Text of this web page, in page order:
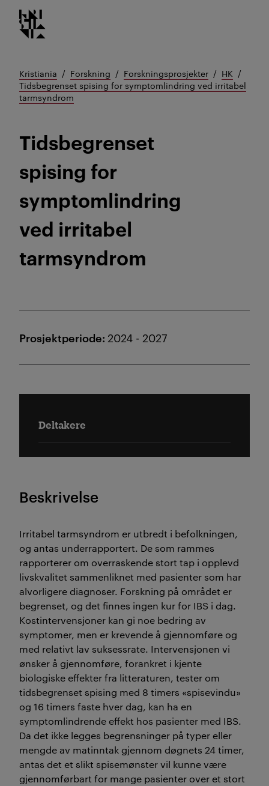
Gå
til
Kristiania logo
Kristiania Forskning Forskningsprosjekter
HK
Tidsbegrenset spising for symptomlindring ved irritabel
tarmsyndrom
Tidsbegrenset
spising for
symptomlindring
ved irritabel
tarmsyndrom
Prosjektperiode: 2024 - 2027
Deltakere
Beskrivelse
Irritabel tarmsyndrom er utbredt i befolkningen,
og antas underrapportert. De som rammes
rapporterer om overraskende stort tap i opplevd
livskvalitet sammenliknet med pasienter som har
alvorligere diagnoser. Forskning på området er
begrenset, og det finnes ingen kur for IBS i dag.
Kostintervensjoner kan gi noe bedring av
symptomer, men er krevende å gjennomføre og
med relativt lav suksessrate. Intervensjonen vi
ønsker å gjennomføre, forankret i kjente
biologiske effekter fra litteraturen, tester om
tidsbegrenset spising med 8 timers «spisevindu»
og 16 timers faste hver dag, kan ha en
symptomlindrende effekt hos pasienter med IBS.
Da det ikke legges begrensninger på typer eller
mengde av matinntak gjennom døgnets 24 timer,
antas det et slikt spisemønster vil kunne være
gjennomførbart for mange pasienter over et stort